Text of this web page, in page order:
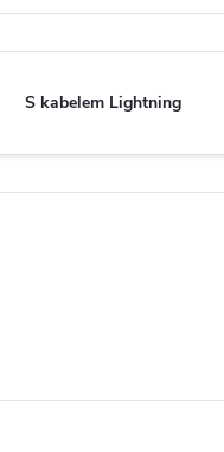
S kabelem Lightning